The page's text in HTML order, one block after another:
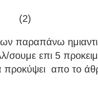
(2)
παραπάνω
σουμε επι 5
προκύψει απο το